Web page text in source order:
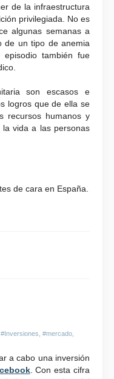
de la infraestructura
privilegiada. No es
algunas semanas a
de un tipo de anemia
episodio también fue
son escasos e
logros que de ella se
recursos humanos y
vida a las personas
de cara en España.
#Inversiones #mercado
a cabo una inversión
. Con esta cifra